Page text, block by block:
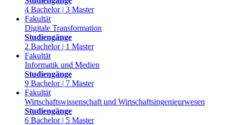
4 Bachelor | 3 Master
Fakultät
Digitale Transformation
Studiengänge
2 Bachelor | 1 Master
Fakultät
Informatik und Medien
Studiengänge
9 Bachelor | 7 Master
Fakultät
Wirtschaftswissenschaft und Wirtschaftsingenieurwesen
Studiengänge
6 Bachelor | 5 Master